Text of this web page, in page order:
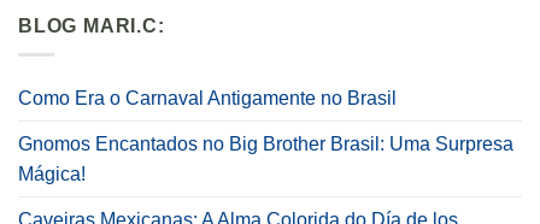
BLOG MARI.C:
Como Era o Carnaval Antigamente no Brasil
Gnomos Encantados no Big Brother Brasil: Uma Surpresa
Mágica!